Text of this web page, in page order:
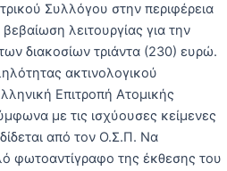
Συλλόγου στην περιφέρεια
βεβαίωση λειτουργίας για την
διακοσίων τριάντα (230) ευρώ.
ακτινολογικού
Επιτροπή Ατομικής
με τις ισχύουσες κείμενες
από τον Ο.Σ.Π. Να
φωτοαντίγραφο της έκθεσης του